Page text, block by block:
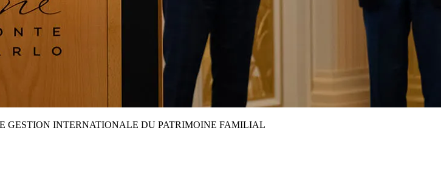
GESTION INTERNATIONALE DU PATRIMOINE FAMILIAL